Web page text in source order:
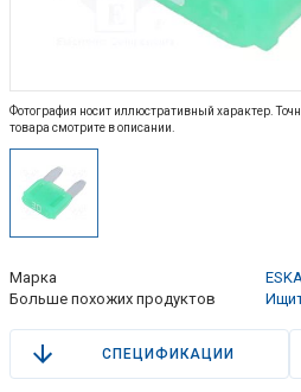
Фотография носит иллюстративный характер.
товара смотрите в описании.
Марка
Больше похожих продуктов
СПЕЦИФИКАЦИИ